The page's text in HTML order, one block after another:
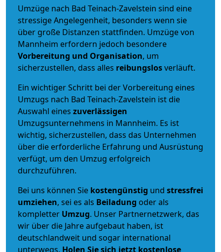
Umzüge nach Bad Teinach-Zavelstein sind eine
stressige Angelegenheit, besonders wenn sie
über große Distanzen stattfinden. Umzüge von
Mannheim erfordern jedoch besondere
Vorbereitung und Organisation, um
sicherzustellen, dass alles reibungslosverläuft.
Ein wichtiger Schritt bei der Vorbereitung eines
Umzugs nach Bad Teinach-Zavelstein ist die
Auswahl eines zuverlässigen
Umzugsunternehmens in Mannheim. Es ist
wichtig, sicherzustellen, dass das Unternehmen
über die erforderliche Erfahrung und Ausrüstung
verfügt, um den Umzug erfolgreich
durchzuführen.
Bei uns können Sie kostengünstig und stressfrei
umziehen, sei es als Beiladung oder als
kompletter Umzug. Unser Partnernetzwerk, das
wir über die Jahre aufgebaut haben, ist
deutschlandweit und sogar international
unterwegs. Holen Sie sich jetzt kostenlose